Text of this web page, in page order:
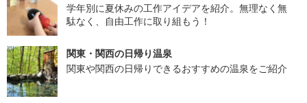
学年別に夏休みの工作アイデアを紹介。無理なく無
駄なく、自由工作に取り組もう！
関東・関西の日帰り温泉
関東や関西の日帰りできるおすすめの温泉をご紹介